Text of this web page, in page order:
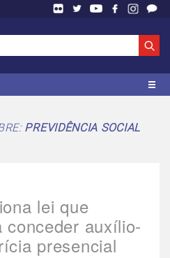
PREVIDÊNCIA SOCIAL
lei que
auxílio-
presencial